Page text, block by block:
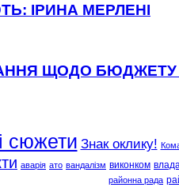
ІРИНА МЕРЛЕНІ
ЩОДО
сюжети Знак оклику!
аварія ато вандалізм виконком влада
районна рада